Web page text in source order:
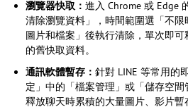
瀏覽器快取： 進入 Chrome 或 Edge
清除瀏覽資料」，時間範圍選「不
圖片和檔案」後執行清除，單次即可
的舊快取資料。
通訊軟體暫存： 針對 LINE 等常用的
定」中的「檔案管理」或「儲存空間
釋放聊天時累積的大量圖片、影片暫